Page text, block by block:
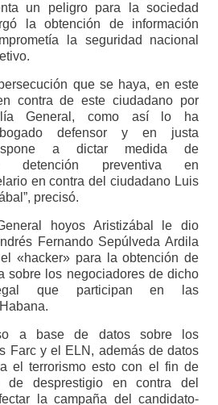
un peligro para la sociedad
la obtención de información
la seguridad nacional
que se haya, en este
contra de este ciudadano por
General, como así lo ha
defensor y en justa
a dictar medida de
detención preventiva en
en contra del ciudadano Luis
precisó.
hoyos Aristizábal le dio
Fernando Sepúlveda Ardila
«hacker» para la obtención de
sobre los negociadores de dicho
que participan en las
a base de datos sobre los
Farc y el ELN, además de datos
el terrorismo esto con el fin de
de desprestigio en contra del
la campaña del candidato-